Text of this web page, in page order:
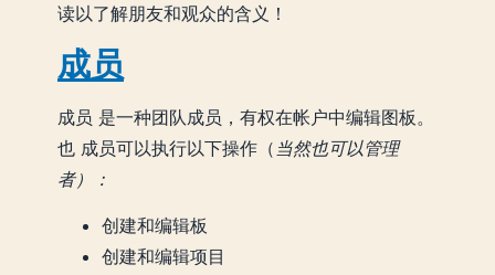
读以了解朋友和观众的含义！
成员
成员 是一种团队成员，有权在帐户中编辑图板。
也 成员可以执行以下操作（ 当然也可以管理
者）：
创建和编辑板
创建和编辑项目